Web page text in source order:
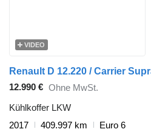
VIDEO
Renault D 12.220 / Carrier
12.990 € Ohne MwSt.
Kühlkoffer LKW
2017
409.997 km
Euro 6